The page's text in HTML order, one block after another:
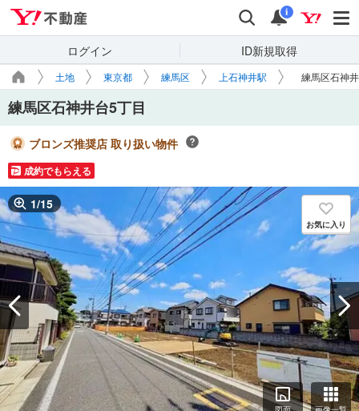
検索 通知
i
ログイン ID新規取得
土地 東京都 練馬区 上石神井駅 練馬区石神
練馬区石神井台5丁目
ブロンズ推奨店 取り扱い物件
成約でもらえる
1/15
お気に入り